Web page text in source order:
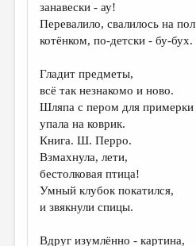
ДАЙДЖЕСТ
ПРОИЗВЕДЕНИЯ
ПЕРЕВОДЫ
КОНКУРСЫ
ДЕТСКАЯ КОМНАТА
КНИЖНАЯ ПОЛКА
ОБЗОР ЛИТЕРАТУРЫ
СТРАНИЦЫ ПАМЯТИ
ОБЪЯВЛЕНИЯ
занавески - ау!
Перевалило, свалилось на пол
котёнком, по-детски - бу-бух.
Гладит предметы,
всё так незнакомо и ново.
Шляпа с пером для примерки
упала на коврик.
Книга. Ш. Перро.
Взмахнула, лети,
бестолковая птица!
Умный клубок покатился,
и звякнули спицы.
Вдруг изумлённо - картина,